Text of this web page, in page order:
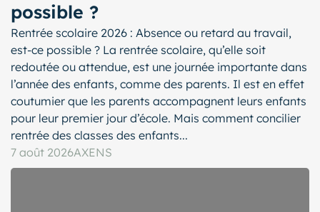
possible ?
Rentrée scolaire 2026 : Absence ou retard au travail,
est-ce possible ? La rentrée scolaire, qu’elle soit
redoutée ou attendue, est une journée importante dans
l’année des enfants, comme des parents. Il est en effet
coutumier que les parents accompagnent leurs enfants
pour leur premier jour d’école. Mais comment concilier
rentrée des classes des enfants...
7 août 2026AXENS